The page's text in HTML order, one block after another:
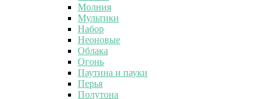
Молния
Мультики
Набор
Неоновые
Облака
Огонь
Паутина и пауки
Перья
Полутона